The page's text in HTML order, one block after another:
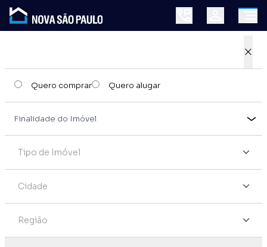
×
Quero comprar Quero alugar
Tipo de Imóvel
Cidade
Região